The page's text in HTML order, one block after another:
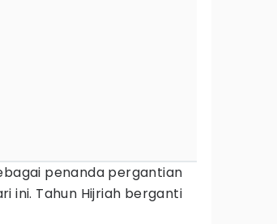
penanda pergantian
ini. Tahun Hijriah berganti